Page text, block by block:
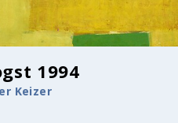
1994
Keizer